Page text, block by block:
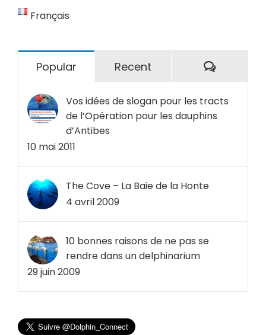
Français
Popular Recent
Vos idées de slogan pour les tracts
de l’Opération pour les dauphins
d’Antibes
10 mai 2011
The Cove – La Baie de la Honte
4 avril 2009
10 bonnes raisons de ne pas se
rendre dans un delphinarium
29 juin 2009